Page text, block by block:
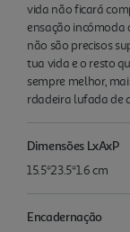
vida não ficará
ensação incómoda
não são precisos
tua vida e o resto
sempre melhor,
rdadeira lufada de
Dimensões LxAxP
15.5*23.5*1.6 cm
Encadernação